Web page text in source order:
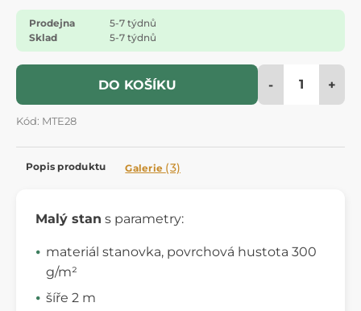
Prodejna
5-7 týdnů
Sklad
5-7 týdnů
DO KOŠÍKU - +
Kód: MTE28
Popis produktu Galerie (3)
Malý stan s parametry:
materiál stanovka, povrchová hustota 300
g/m²
šíře 2 m